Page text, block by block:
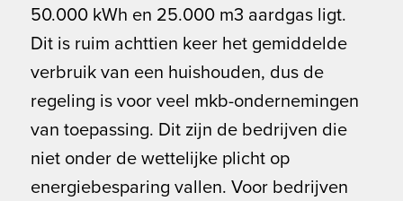
50.000 kWh en 25.000 m3 aardgas ligt.
Dit is ruim achttien keer het gemiddelde
verbruik van een huishouden, dus de
regeling is voor veel mkb-ondernemingen
van toepassing. Dit zijn de bedrijven die
niet onder de wettelijke plicht op
energiebesparing vallen. Voor bedrijven